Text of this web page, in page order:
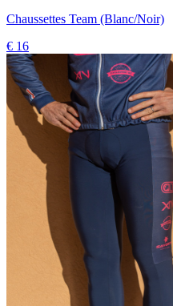
Chaussettes Team (Blanc/Noir)
€ 16